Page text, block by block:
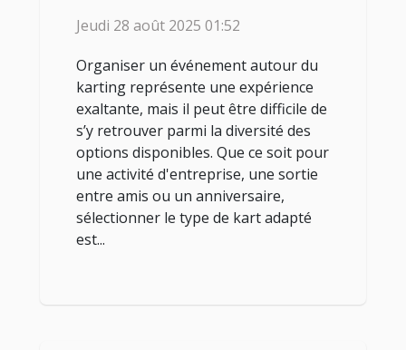
Jeudi 28 août 2025 01:52
Organiser un événement autour du
karting représente une expérience
exaltante, mais il peut être difficile de
s’y retrouver parmi la diversité des
options disponibles. Que ce soit pour
une activité d'entreprise, une sortie
entre amis ou un anniversaire,
sélectionner le type de kart adapté
est...